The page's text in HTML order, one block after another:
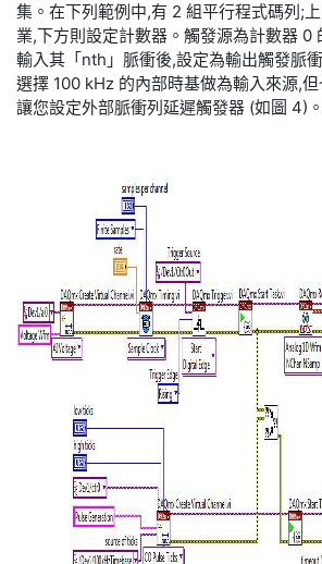
集。在下列範例中,有 2 組平行程式碼列;
業,下方則設定計數器。觸發源為計數器 0
輸入其「nth」脈衝後,設定為輸出觸發脈
選擇 100 kHz 的內部時基做為輸入來源,
讓您設定外部脈衝列延遲觸發器 (如圖 4)。